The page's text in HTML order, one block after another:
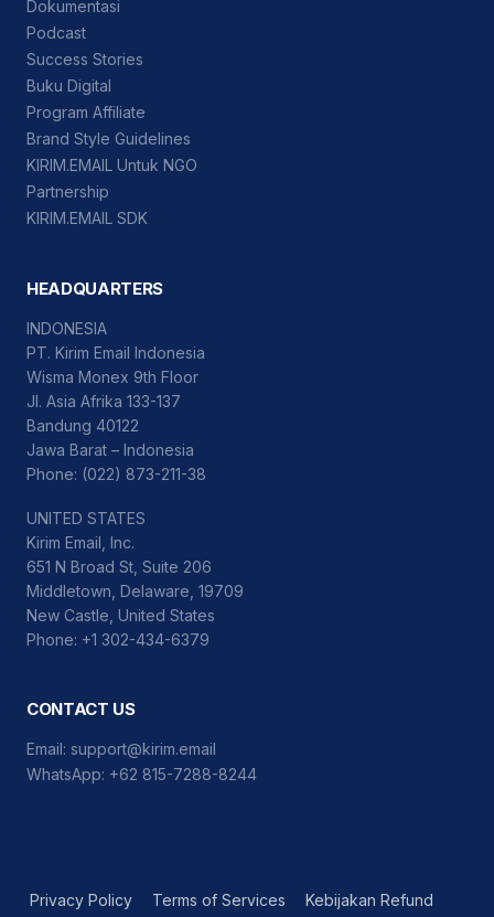
Dokumentasi
Podcast
Success Stories
Buku Digital
Program Affiliate
Brand Style Guidelines
KIRIM.EMAIL Untuk NGO
Partnership
KIRIM.EMAIL SDK
HEADQUARTERS
INDONESIA
PT. Kirim Email Indonesia
Wisma Monex 9th Floor
Jl. Asia Afrika 133-137
Bandung 40122
Jawa Barat – Indonesia
Phone: (022) 873-211-38
UNITED STATES
Kirim Email, Inc.
651 N Broad St, Suite 206
Middletown, Delaware, 19709
New Castle, United States
Phone: +1 302-434-6379
CONTACT US
Email: support@kirim.email
WhatsApp: +62 815-7288-8244
Privacy Policy Terms of Services Kebijakan Refund